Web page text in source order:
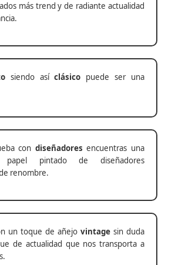
más trend y de radiante actualidad
siendo asíclásico puede ser una
con diseñadores encuentras una
pintado de diseñadores
renombre.
un toque de añejo vintage sin duda
de actualidad que nos transporta a